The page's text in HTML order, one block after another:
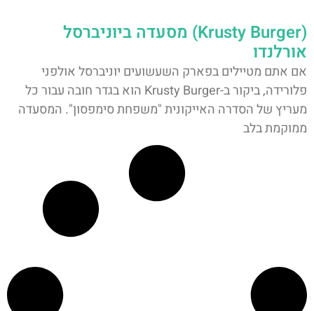
(Krusty Burger) מסעדה ביוניברסל
אורלנדו
אם אתם מטיילים בפארק השעשועים יוניברסל אולפני
פלורידה, ביקור ב-Krusty Burger הוא בגדר חובה עבור כל
מעריץ של הסדרה האייקונית "משפחת סימפסון". המסעדה
ממוקמת בלב